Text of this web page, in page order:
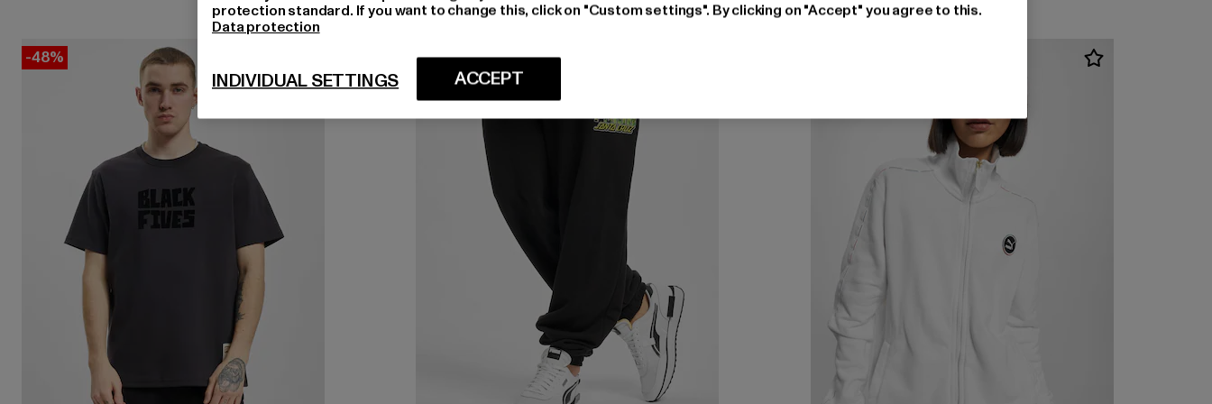
-48% -50%
protection standard. If you want to change this, click on "Custom settings". By clicking on "Accept" you agree to this.
Data protection
ACCEPT
INDIVIDUAL SETTINGS